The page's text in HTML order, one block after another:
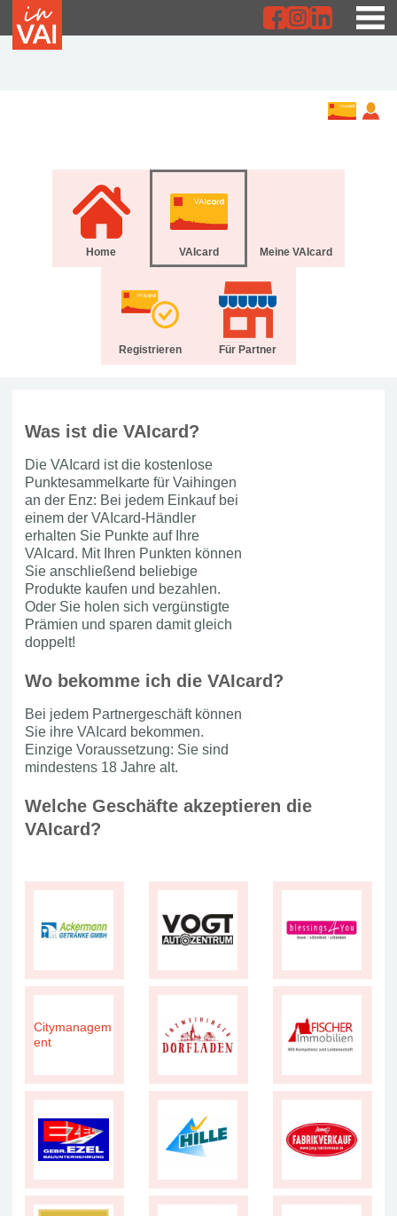
Home VAIcard Meine VAIcard
Registrieren Für Partner
Was ist die VAIcard?
Die VAIcard ist die kostenlose
Punktesammelkarte für Vaihingen
an der Enz: Bei jedem Einkauf bei
einem der VAIcard-Händler
erhalten Sie Punkte auf Ihre
VAIcard. Mit Ihren Punkten können
Sie anschließend beliebige
Produkte kaufen und bezahlen.
Oder Sie holen sich vergünstigte
Prämien und sparen damit gleich
doppelt!
Wo bekomme ich die VAIcard?
Bei jedem Partnergeschäft können
Sie ihre VAIcard bekommen.
Einzige Voraussetzung: Sie sind
mindestens 18 Jahre alt.
Welche Geschäfte akzeptieren die
VAIcard?
Citymanagem
ent